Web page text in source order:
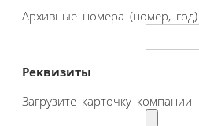
Архивные номера (номер, год)
Реквизиты
Загрузите карточку компании